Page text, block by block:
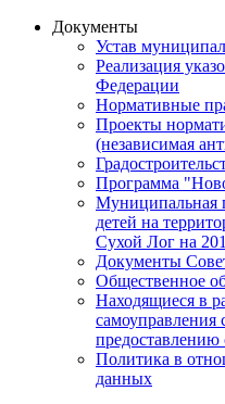
Документы
Устав
Реализация
Федерации
Нормативные
Проекты
(независимая
Программа
Муниципальная
детей на
Сухой Лог на
Документы
Общественное
Находящиеся в
самоуправления
предоставлению
Политика в
данных